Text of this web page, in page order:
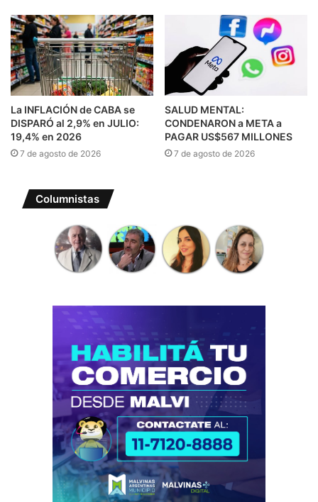
La INFLACIÓN de CABA se
DISPARÓ al 2,9% en JULIO:
19,4% en 2026
7 de agosto de 2026
SALUD MENTAL:
CONDENARON a META a
PAGAR US$567 MILLONES
7 de agosto de 2026
Columnistas